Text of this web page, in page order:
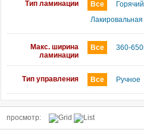
Тип ламинации Все
Макс. ширина
ламинации
Все 360-
Тип управления Все Ручное
просмотр: